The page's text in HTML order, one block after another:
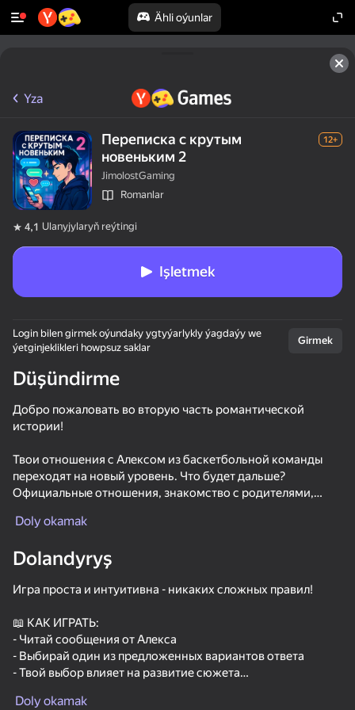
Ähli oýunlar
Yza
Переписка с крутым
новеньким 2
12+
JimolostGaming
Romanlar
4,1 Ulanyjylaryň reýtingi
Işletmek
Login bilen girmek oýundaky ygtyýarlykly ýagdaýy we
ýetginjeklikleri howpsuz saklar
Girmek
Düşündirme
Добро пожаловать во вторую часть романтической
истории!
Твои отношения с Алексом из баскетбольной команды
переходят на новый уровень. Что будет дальше?
Официальные отношения, знакомство с родителями,
продолжении истории.
🏀 Новые повороты сюжета с любимым персонажем
📱 Реалистичная переписка с эмоциями и переживаниями
🖼️ Галерея с эксклюзивными артами персонажей
🌟 Твои выборы определяют развитие отношений
История наполнена школьной романтикой, ревностью,
поддержкой и настоящими чувствами. Каждое решение
Doly okamak
Dolandyryş
Игра проста и интуитивна - никаких сложных правил!
📖 КАК ИГРАТЬ:
- Читай сообщения от Алекса
- Выбирай один из предложенных вариантов ответа
- Твой выбор влияет на развитие сюжета
- Проходи эпизоды последовательно
Doly okamak